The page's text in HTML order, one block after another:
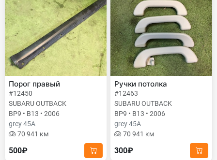
Порог правый
#12450
SUBARU OUTBACK
BP9 • B13 • 2006
grey 45A
70 941 км
500₽
Ручки потолка
#12463
SUBARU OUTBACK
BP9 • B13 • 2006
grey 45A
70 941 км
300₽